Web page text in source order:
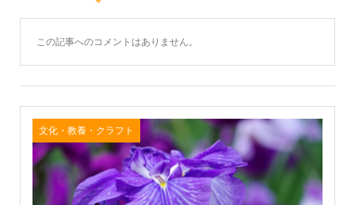
この記事へのコメントはありません。
文化・教養・クラフト